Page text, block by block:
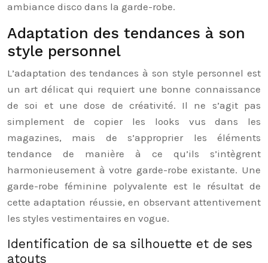
ambiance disco dans la garde-robe.
Adaptation des tendances à son
style personnel
L’adaptation des tendances à son style personnel est
un art délicat qui requiert une bonne connaissance
de soi et une dose de créativité. Il ne s’agit pas
simplement de copier les looks vus dans les
magazines, mais de s’approprier les éléments
tendance de manière à ce qu’ils s’intègrent
harmonieusement à votre garde-robe existante. Une
garde-robe féminine polyvalente est le résultat de
cette adaptation réussie, en observant attentivement
les styles vestimentaires en vogue.
Identification de sa silhouette et de ses
atouts